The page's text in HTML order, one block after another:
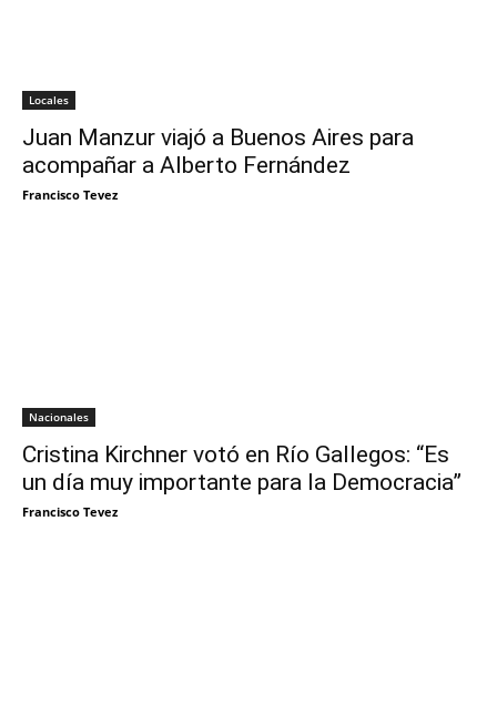
Locales
Juan Manzur viajó a Buenos Aires para
acompañar a Alberto Fernández
Francisco Tevez
Nacionales
Cristina Kirchner votó en Río Gallegos: “Es
un día muy importante para la Democracia”
Francisco Tevez